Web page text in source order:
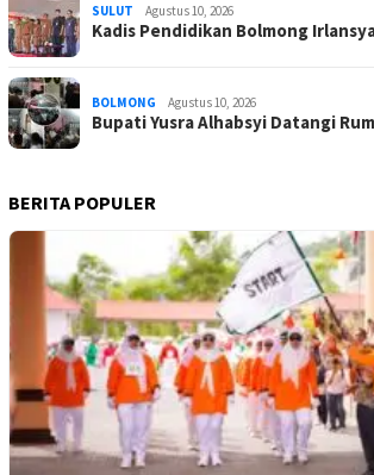
SULUT Agustus 10, 2026
Kadis Pendidikan Bolmong
BOLMONG Agustus 10, 2026
Bupati Yusra Alhabsyi Datangi
BERITA POPULER